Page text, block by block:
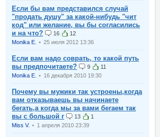
Если бы вам представился случай
"продать душу" за какой-нибудь "чит
код" или желание, вы бы согласились
и на что?
16
12
Monika E.
25 июля 2012 13:36
Если вам надо соврать, то какой путь
вы предпочитаете?
9
11
Monika E.
16 декабря 2010 19:30
Почему вы мужики так устроены,когда
вам отказываешь вы начинаете
бегать,а когда мы за вами бегаем так
вы с большой г
13
1
Miss V.
1 апреля 2010 23:39